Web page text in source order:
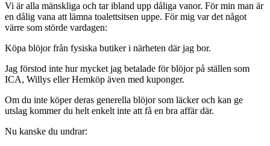
Vi är alla mänskliga och tar ibland upp dåliga vanor. För min man är
en dålig vana att lämna toalettsitsen uppe. För mig var det något
värre som störde vardagen:
Köpa blöjor från fysiska butiker i närheten där jag bor.
Jag förstod inte hur mycket jag betalade för blöjor på ställen som
ICA, Willys eller Hemköp även med kuponger.
Om du inte köper deras generella blöjor som läcker och kan ge
utslag kommer du helt enkelt inte att få en bra affär där.
Nu kanske du undrar: